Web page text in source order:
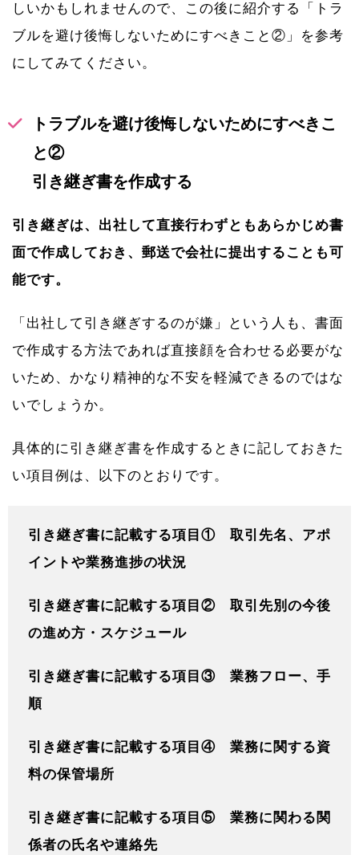
しいかもしれませんので、この後に紹介する「トラ
ブルを避け後悔しないためにすべきこと②」を参考
にしてみてください。
トラブルを避け後悔しないためにすべきこ
と②
引き継ぎ書を作成する
引き継ぎは、出社して直接行わずともあらかじめ書
面で作成しておき、郵送で会社に提出することも可
能です。
「出社して引き継ぎするのが嫌」という人も、書面
で作成する方法であれば直接顔を合わせる必要がな
いため、かなり精神的な不安を軽減できるのではな
いでしょうか。
具体的に引き継ぎ書を作成するときに記しておきた
い項目例は、以下のとおりです。
引き継ぎ書に記載する項目① 取引先名、アポ
イントや業務進捗の状況
引き継ぎ書に記載する項目② 取引先別の今後
の進め方・スケジュール
引き継ぎ書に記載する項目③ 業務フロー、手
順
引き継ぎ書に記載する項目④ 業務に関する資
料の保管場所
引き継ぎ書に記載する項目⑤ 業務に関わる関
係者の氏名や連絡先